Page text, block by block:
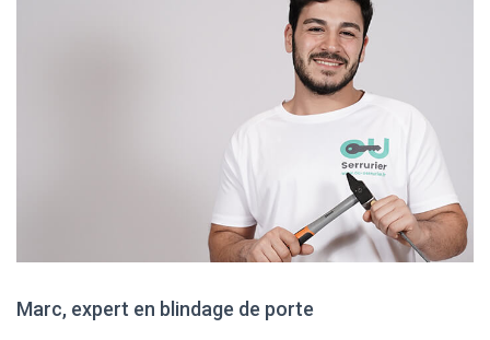
Marc, expert en blindage de porte